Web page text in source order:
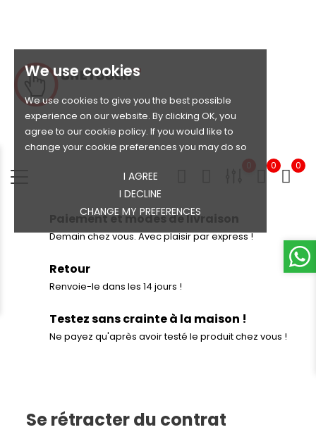
We use cookies
We use cookies to give you the best possible
experience on our website. By clicking OK, you
agree to our cookie policy. If you would like to
change your cookie preferences you may do so
I AGREE
I DECLINE
CHANGE MY PREFERENCES
0 0 0
Paiement et modes de livraison
Demain chez vous. Avec plaisir par express !
Retour
Renvoie-le dans les 14 jours !
Testez sans crainte à la maison !
Ne payez qu'après avoir testé le produit chez vous !
Se rétracter du contrat